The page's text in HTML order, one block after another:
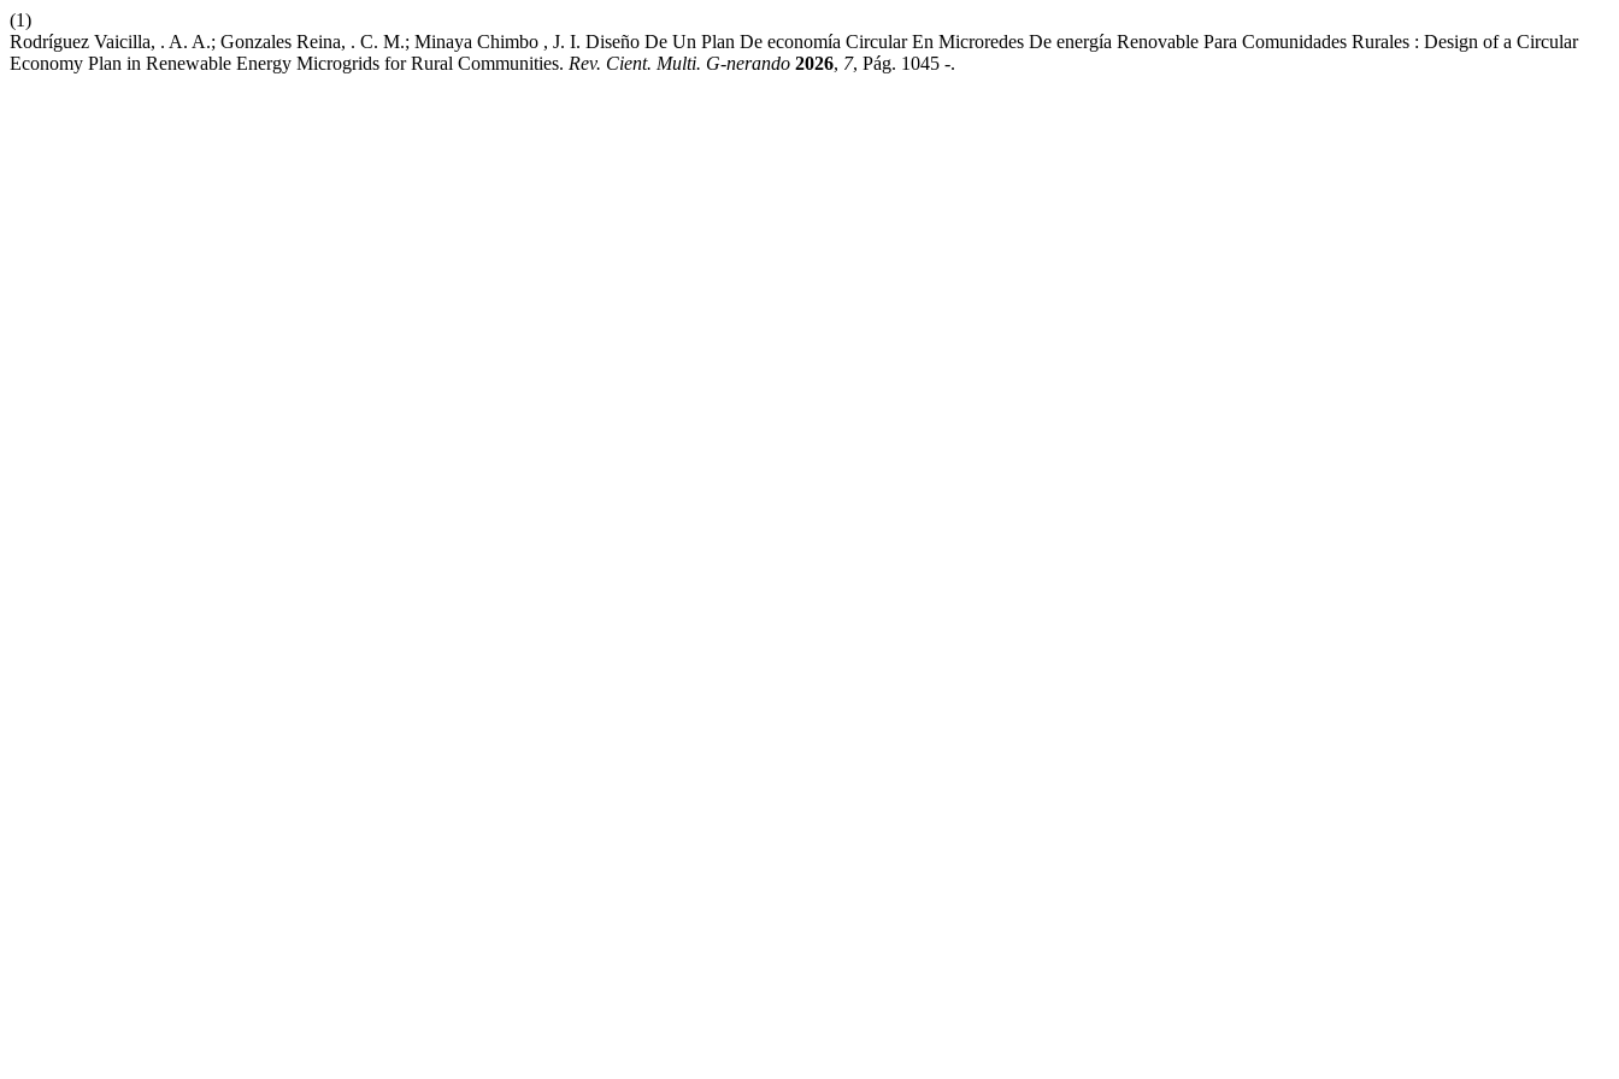
(1)
Rodríguez Vaicilla, . A. A.; Gonzales Reina, . C. M.; Minaya Chimbo , J. I. Diseño De Un Plan De economía Circular En Microredes De energía Renovable Para Comunidades Rurales : Design of a Circular
Economy Plan in Renewable Energy Microgrids for Rural Communities. Rev. Cient. Multi. G-nerando 2026, 7, Pág. 1045 -.